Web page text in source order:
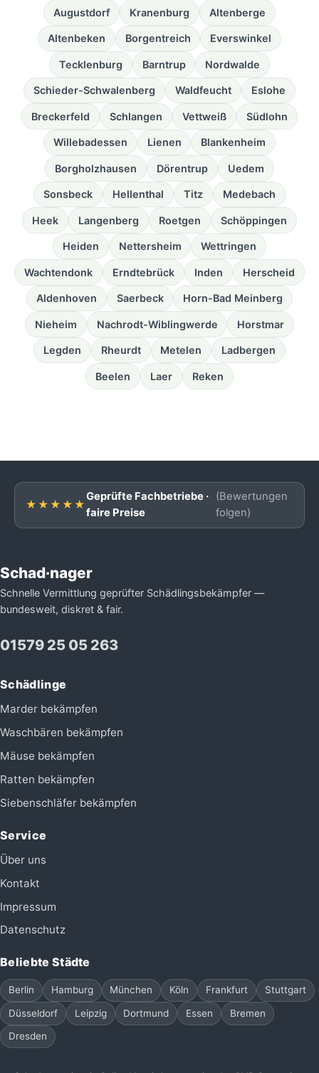
Augustdorf Kranenburg Altenberge
Altenbeken Borgentreich Everswinkel
Tecklenburg Barntrup Nordwalde
Schieder-Schwalenberg Waldfeucht Eslohe
Breckerfeld Schlangen Vettweiß Südlohn
Willebadessen Lienen Blankenheim
Borgholzhausen Dörentrup Uedem
Sonsbeck Hellenthal Titz Medebach
Heek Langenberg Roetgen Schöppingen
Heiden Nettersheim Wettringen
Wachtendonk Erndtebrück Inden Herscheid
Aldenhoven Saerbeck Horn-Bad Meinberg
Nieheim Nachrodt-Wiblingwerde Horstmar
Legden Rheurdt Metelen Ladbergen
Beelen Laer Reken
★★★★★
Geprüfte Fachbetriebe ·
faire Preise
(Bewertungen
folgen)
Schad·nager
Schnelle Vermittlung geprüfter Schädlingsbekämpfer —
bundesweit, diskret & fair.
01579 25 05 263
Schädlinge
Marder bekämpfen
Waschbären bekämpfen
Mäuse bekämpfen
Ratten bekämpfen
Siebenschläfer bekämpfen
Service
Über uns
Kontakt
Impressum
Datenschutz
Beliebte Städte
Berlin Hamburg München Köln Frankfurt Stuttgart
Düsseldorf Leipzig Dortmund Essen Bremen
Dresden